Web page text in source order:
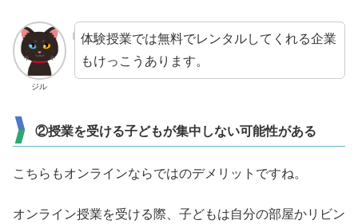
ジル
体験授業では無料でレンタルしてくれる企業
もけっこうあります。
②授業を受ける子どもが集中しない可能性がある
こちらもオンラインならではのデメリットですね。
オンライン授業を受ける際、子どもは自分の部屋かリビン